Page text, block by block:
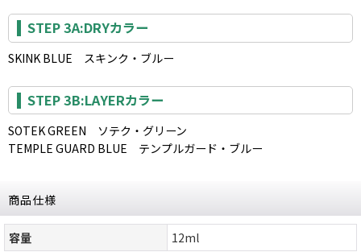
STEP 3A:DRYカラー
SKINK BLUE スキンク・ブルー
STEP 3B:LAYERカラー
SOTEK GREEN ソテク・グリーン
TEMPLE GUARD BLUE テンプルガード・ブルー
商品仕様
容量 12ml